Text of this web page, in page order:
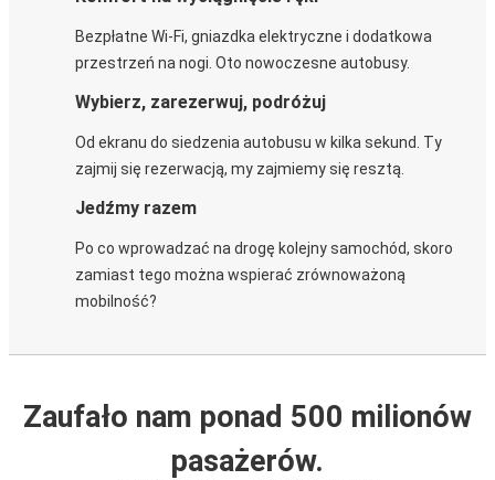
Bezpłatne Wi-Fi, gniazdka elektryczne i dodatkowa
przestrzeń na nogi. Oto nowoczesne autobusy.
Wybierz, zarezerwuj, podróżuj
Od ekranu do siedzenia autobusu w kilka sekund. Ty
zajmij się rezerwacją, my zajmiemy się resztą.
Jedźmy razem
Po co wprowadzać na drogę kolejny samochód, skoro
zamiast tego można wspierać zrównoważoną
mobilność?
Zaufało nam ponad 500 milionów
pasażerów.